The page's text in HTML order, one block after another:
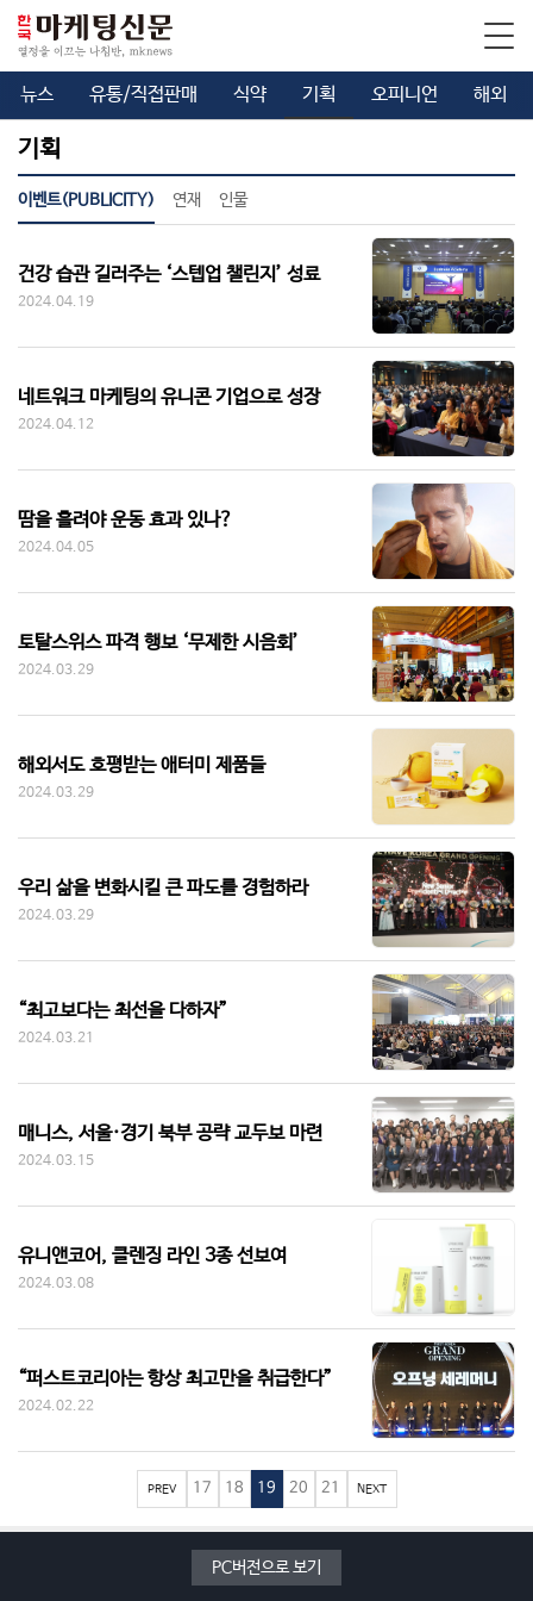
뉴스 유통/직접판매 식약 기획 오피니언 해외
기획
이벤트(PUBLICITY) 연재 인물
건강 습관 길러주는 ‘스텝업 챌린지’ 성료
2024.04.19
네트워크 마케팅의 유니콘 기업으로 성장
2024.04.12
땀을 흘려야 운동 효과 있나?
2024.04.05
토탈스위스 파격 행보 ‘무제한 시음회’
2024.03.29
해외서도 호평받는 애터미 제품들
2024.03.29
우리 삶을 변화시킬 큰 파도를 경험하라
2024.03.29
“최고보다는 최선을 다하자”
2024.03.21
매니스, 서울·경기 북부 공략 교두보 마련
2024.03.15
유니앤코어, 클렌징 라인 3종 선보여
2024.03.08
“퍼스트코리아는 항상 최고만을 취급한다”
2024.02.22
PREV 17 18 19 20 21 NEXT
PC버전으로 보기